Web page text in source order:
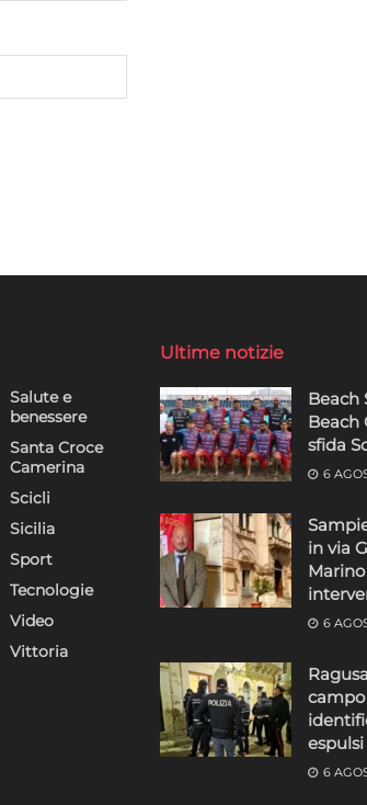
Salute e
benessere
Santa Croce
Camerina
Scicli
Sicilia
Sport
Tecnologie
Video
Vittoria
Ultime notizie
Beach
Beach
sfida
6
in via
6
campo
espulsi
6